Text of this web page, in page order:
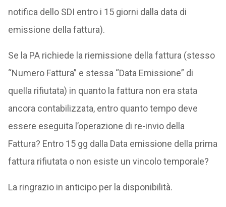
notifica dello SDI entro i 15 giorni dalla data di
emissione della fattura).
Se la PA richiede la riemissione della fattura (stesso
“Numero Fattura” e stessa “Data Emissione” di
quella rifiutata) in quanto la fattura non era stata
ancora contabilizzata, entro quanto tempo deve
essere eseguita l’operazione di re-invio della
Fattura? Entro 15 gg dalla Data emissione della prima
fattura rifiutata o non esiste un vincolo temporale?
La ringrazio in anticipo per la disponibilità.